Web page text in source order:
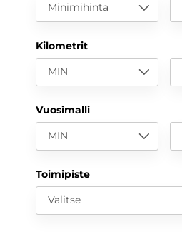
Minimihinta
Kilometrit
MIN
Vuosimalli
MIN
Toimipiste
Valitse